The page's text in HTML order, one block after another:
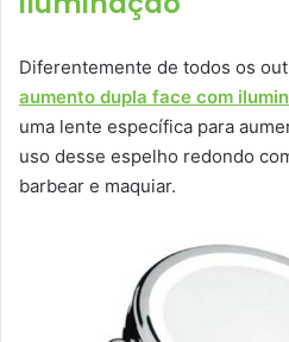
Diferentemente de todos os
aumento dupla face com
uma lente específica para
uso desse espelho redondo
barbear e maquiar.